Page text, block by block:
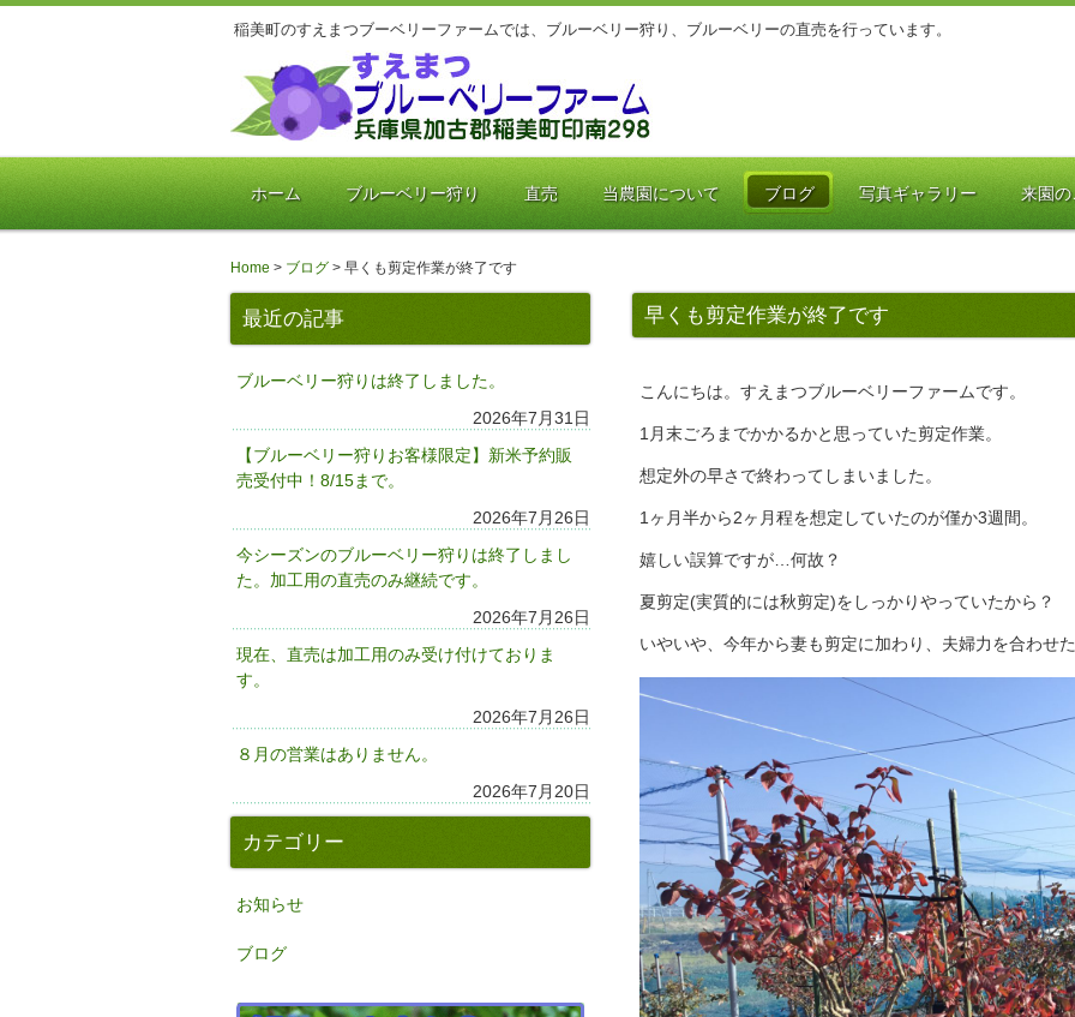
稲美町のすえまつブーベリーファームでは、ブルーベリー狩り、ブルーベリーの直売を行っています。
ホーム ブルーベリー狩り 直売 当農園について ブログ 写真ギャラリー 来園
Home > ブログ > 早くも剪定作業が終了です
早くも剪定作業が終了です
こんにちは。すえまつブルーベリーファームです。
1月末ごろまでかかるかと思っていた剪定作業。
想定外の早さで終わってしまいました。
1ヶ月半から2ヶ月程を想定していたのが僅か3週間。
嬉しい誤算ですが…何故？
夏剪定(実質的には秋剪定)をしっかりやっていたから？
いやいや、今年から妻も剪定に加わり、夫婦力を合わせ
最近の記事
ブルーベリー狩りは終了しました。
2026年7月31日
【ブルーベリー狩りお客様限定】新米予約販
売受付中！8/15まで。
2026年7月26日
今シーズンのブルーベリー狩りは終了しまし
た。加工用の直売のみ継続です。
2026年7月26日
現在、直売は加工用のみ受け付けておりま
す。
2026年7月26日
８月の営業はありません。
2026年7月20日
カテゴリー
お知らせ
ブログ